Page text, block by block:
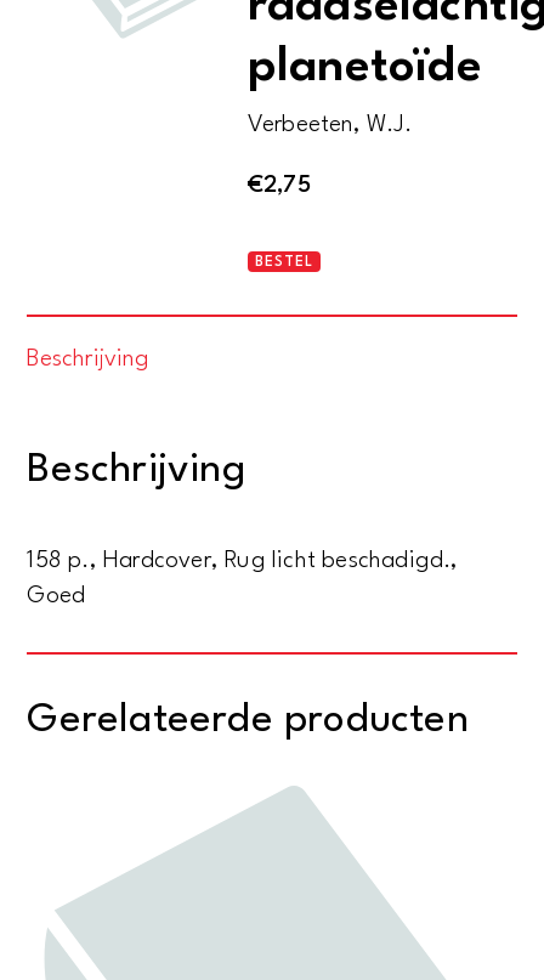
planetoïde
Verbeeten, W.J.
€2,75
De
BESTEL
Beschrijving
Beschrijving
158 p., Hardcover, Rug licht beschadigd.,
Goed
Gerelateerde producten